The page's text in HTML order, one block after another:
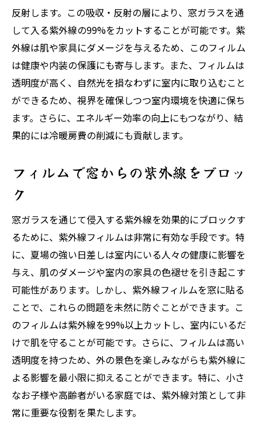
反射します。この吸収・反射の層により、窓ガラスを通
して入る紫外線の99%をカットすることが可能です。紫
外線は肌や家具にダメージを与えるため、このフィルム
は健康や内装の保護にも寄与します。また、フィルムは
透明度が高く、自然光を損なわずに室内に取り込むこと
ができるため、視界を確保しつつ室内環境を快適に保ち
ます。さらに、エネルギー効率の向上にもつながり、結
果的には冷暖房費の削減にも貢献します。
フィルムで窓からの紫外線をブロッ
ク
窓ガラスを通じて侵入する紫外線を効果的にブロックす
るために、紫外線フィルムは非常に有効な手段です。特
に、夏場の強い日差しは室内にいる人々の健康に影響を
与え、肌のダメージや室内の家具の色褪せを引き起こす
可能性があります。しかし、紫外線フィルムを窓に貼る
ことで、これらの問題を未然に防ぐことができます。こ
のフィルムは紫外線を99%以上カットし、室内にいるだ
けで肌を守ることが可能です。さらに、フィルムは高い
透明度を持つため、外の景色を楽しみながらも紫外線に
よる影響を最小限に抑えることができます。特に、小さ
なお子様や高齢者がいる家庭では、紫外線対策として非
常に重要な役割を果たします。